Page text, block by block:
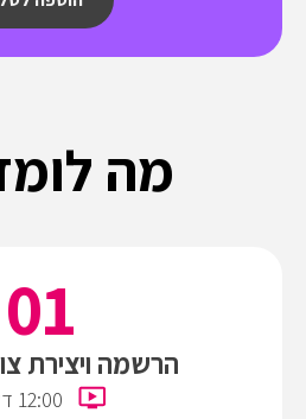
מה
הרשמה ויצירת
12:00 דקות